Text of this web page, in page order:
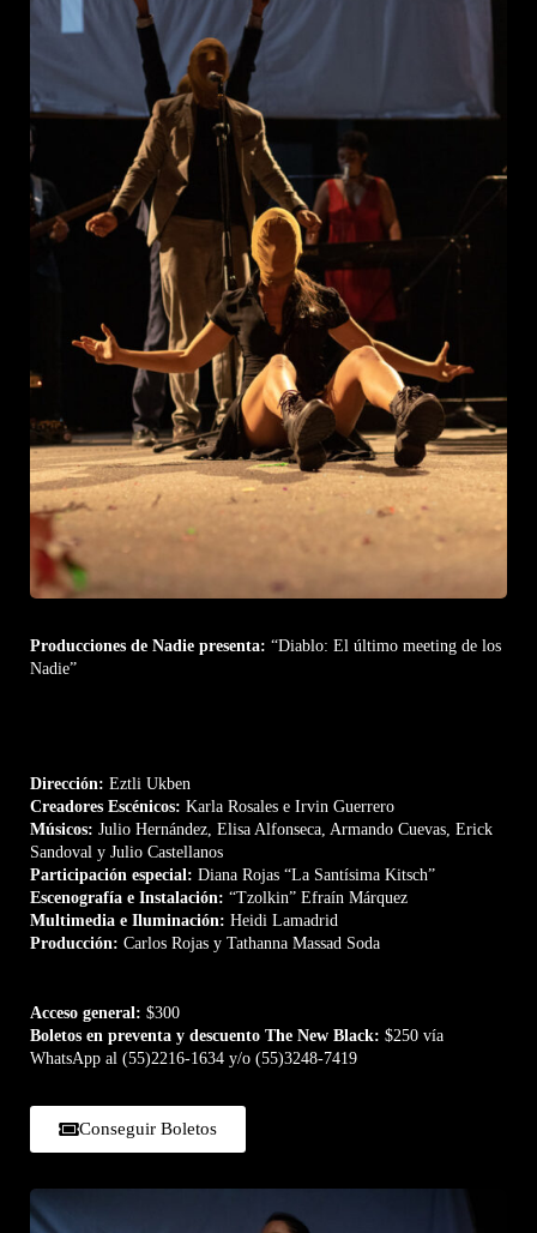
Producciones de Nadie presenta: “Diablo: El último meeting de los
Nadie”
Dirección: Eztli Ukben
Creadores Escénicos: Karla Rosales e Irvin Guerrero
Músicos: Julio Hernández, Elisa Alfonseca, Armando Cuevas, Erick
Sandoval y Julio Castellanos
Participación especial: Diana Rojas “La Santísima Kitsch”
Escenografía e Instalación: “Tzolkin” Efraín Márquez
Multimedia e Iluminación: Heidi Lamadrid
Producción: Carlos Rojas y Tathanna Massad Soda
Acceso general: $300
Boletos en preventa y descuento The New Black: $250 vía
WhatsApp al (55)2216-1634 y/o (55)3248-7419
Conseguir Boletos